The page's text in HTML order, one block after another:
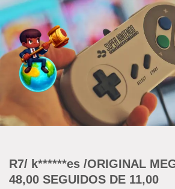
Ir
para
o
conteúdo
R7/ k******es /ORIGINAL
48,00 SEGUIDOS DE 11,00